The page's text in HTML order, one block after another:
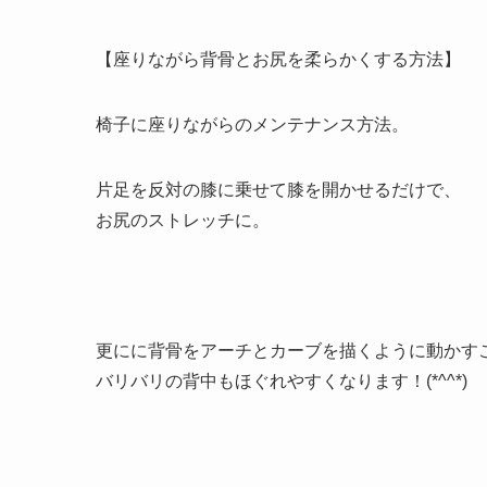
【座りながら背骨とお尻を柔らかくする方法】
椅子に座りながらのメンテナンス方法。
片足を反対の膝に乗せて膝を開かせるだけで、
お尻のストレッチに。
更にに背骨をアーチとカーブを描くように動かす
バリバリの背中もほぐれやすくなります！(*^^*)